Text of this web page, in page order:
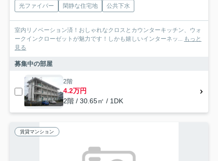
光ファイバー 閑静な住宅地 公共下水
室内リノベーション済！おしゃれなクロスとカウンターキッチン、ウォ
ークインクローゼットが魅力です！しかも嬉しいインターネッ... もっと
見る
募集中の部屋
2階
4.2万円
2階 / 30.65㎡ / 1DK
賃貸マンション